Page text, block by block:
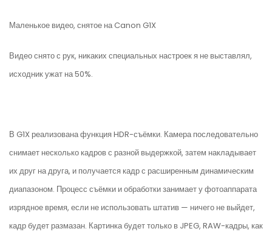
Маленькое видео, снятое на Canon G1X
Видео снято с рук, никаких специальных настроек я не выставлял,
исходник ужат на 50%.
В G1X реализована функция HDR-съёмки. Камера последовательно
снимает несколько кадров с разной выдержкой, затем накладывает
их друг на друга, и получается кадр с расширенным динамическим
диапазоном. Процесс съёмки и обработки занимает у фотоаппарата
изрядное время, если не использовать штатив — ничего не выйдет,
кадр будет размазан. Картинка будет только в JPEG, RAW-кадры, как